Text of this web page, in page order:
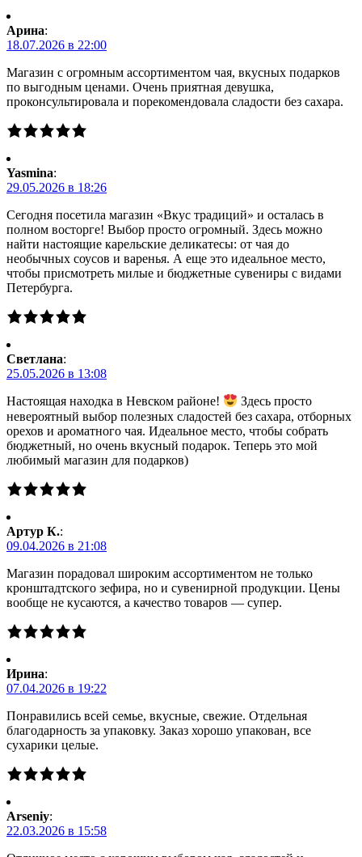
Арина:
18.07.2026 в 22:00
Магазин с огромным ассортиментом чая, вкусных подарков
по выгодным ценами. Очень приятная девушка,
проконсультировала и порекомендовала сладости без сахара.
Yasmina:
29.05.2026 в 18:26
Сегодня посетила магазин «Вкус традиций» и осталась в
полном восторге! Выбор просто огромный. Здесь можно
найти настоящие карельские деликатесы: от чая до
необычных соусов и варенья. А еще это идеальное место,
чтобы присмотреть милые и бюджетные сувениры с видами
Петербурга.
Светлана:
25.05.2026 в 13:08
Настоящая находка в Невском районе!
Здесь просто
невероятный выбор полезных сладостей без сахара, отборных
орехов и ароматного чая. Идеальное место, чтобы собрать
бюджетный, но очень вкусный подарок. Теперь это мой
любимый магазин для подарков)
Артур К.:
09.04.2026 в 21:08
Магазин порадовал широким ассортиментом не только
кронштадтского зефира, но и сувенирной продукции. Цены
вообще не кусаются, а качество товаров — супер.
Ирина:
07.04.2026 в 19:22
Понравились всей семье, вкусные, свежие. Отдельная
благодарность за упаковку. Заказ хорошо упакован, все
сухарики целые.
Arseniy:
22.03.2026 в 15:58